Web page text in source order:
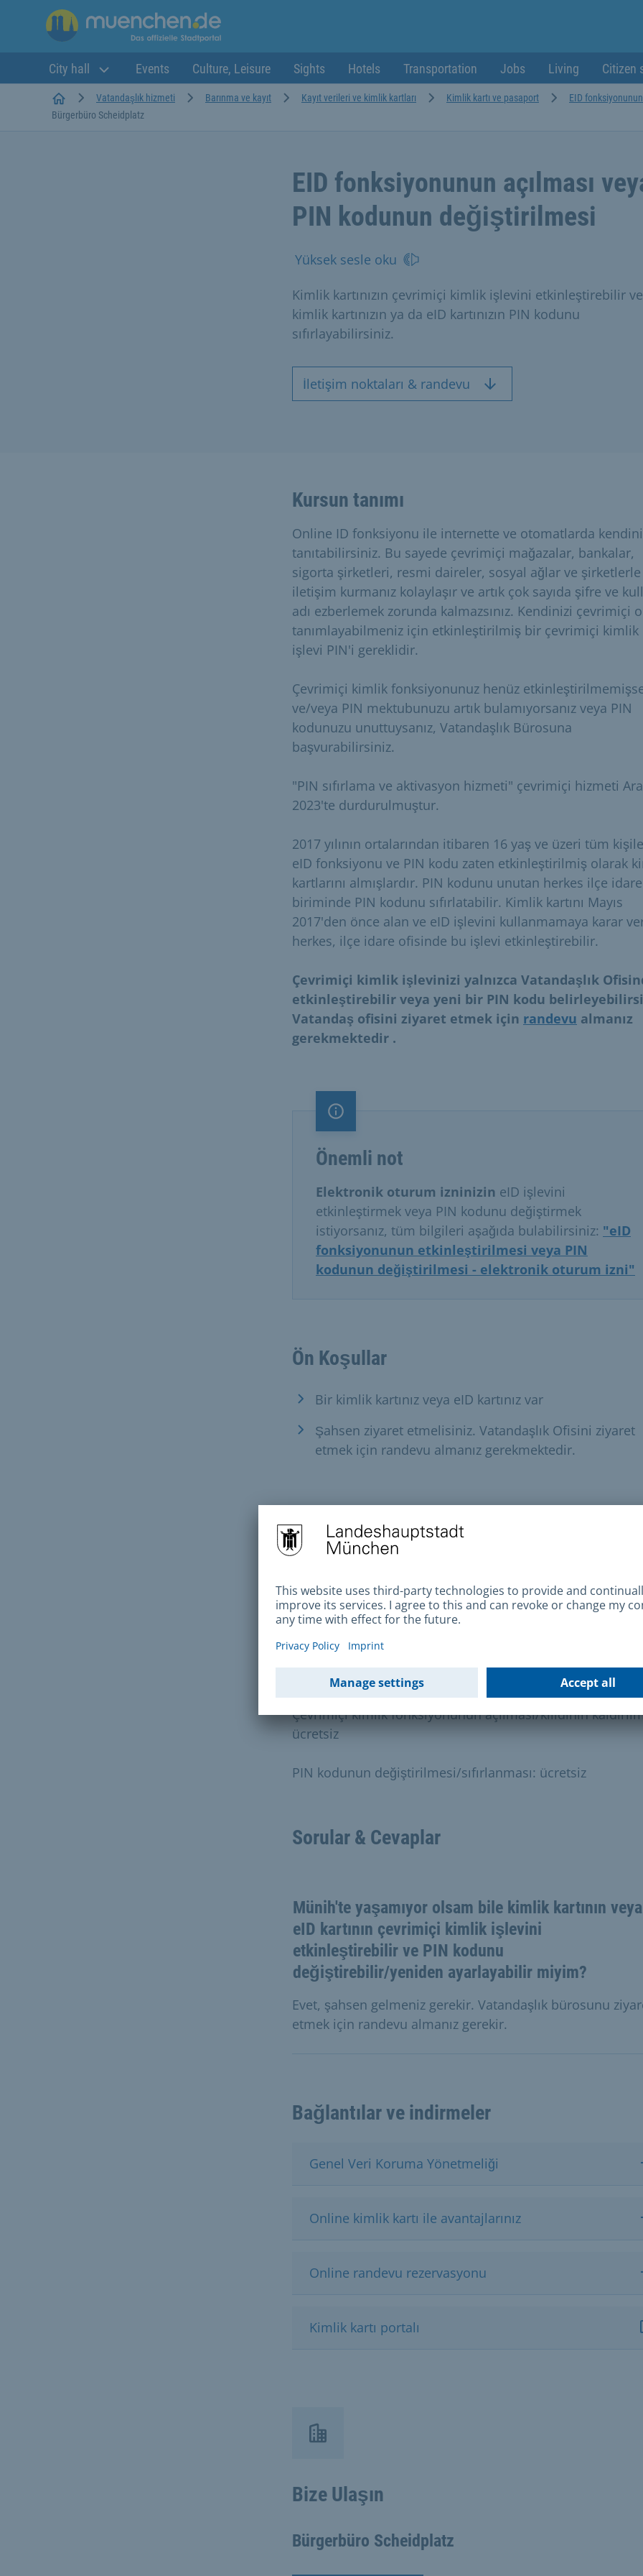
City hall Events Culture, Leisure Sights Hotels Transportation Jobs Living Citizen
StartseiteVatandaşlık hizmeti Barınma ve kayıt Kayıt verileri ve kimlik kartları Kimlik kartı ve pasaport
EID
Bürgerbüro Scheidplatz
EID fonksiyonunun açılması
PIN kodunun değiştirilmesi
Yüksek sesle oku
Kimlik kartınızın çevrimiçi kimlik işlevini etkinleştirebilir
kimlik kartınızın ya da eID kartınızın PIN kodunu
sıfırlayabilirsiniz.
İletişim noktaları & randevu
Kursun tanımı
Online ID fonksiyonu ile internette ve otomatlarda
tanıtabilirsiniz. Bu sayede çevrimiçi mağazalar, bankalar,
sigorta şirketleri, resmi daireler, sosyal ağlar ve şirketlerle
iletişim kurmanız kolaylaşır ve artık çok sayıda şifre ve
adı ezberlemek zorunda kalmazsınız. Kendinizi çevrimiçi
tanımlayabilmeniz için etkinleştirilmiş bir çevrimiçi kimlik
işlevi PIN'i gereklidir.
Çevrimiçi kimlik fonksiyonunuz henüz
ve/veya PIN mektubunuzu artık bulamıyorsanız veya PIN
kodunuzu unuttuysanız, Vatandaşlık Bürosuna
başvurabilirsiniz.
"PIN sıfırlama ve aktivasyon hizmeti" çevrimiçi hizmeti
2023'te durdurulmuştur.
2017 yılının ortalarından itibaren 16 yaş ve üzeri tüm
eID fonksiyonu ve PIN kodu zaten etkinleştirilmiş olarak
kartlarını almışlardır. PIN kodunu unutan herkes ilçe idare
biriminde PIN kodunu sıfırlatabilir. Kimlik kartını Mayıs
2017'den önce alan ve eID işlevini kullanmamaya karar
herkes, ilçe idare ofisinde bu işlevi etkinleştirebilir.
Çevrimiçi kimlik işlevinizi yalnızca Vatandaşlık
etkinleştirebilir veya yeni bir PIN kodu
Vatandaş ofisini ziyaret etmek için randevu almanız
gerekmektedir .
Önemli not
Önemli not
Elektronik oturum izninizin eID işlevini
etkinleştirmek veya PIN kodunu değiştirmek
istiyorsanız, tüm bilgileri aşağıda bulabilirsiniz: "eID
fonksiyonunun etkinleştirilmesi veya PIN
kodunun değiştirilmesi - elektronik oturum izni"
Ön Koşullar
Bir kimlik kartınız veya eID kartınız var
Şahsen ziyaret etmelisiniz. Vatandaşlık Ofisini ziyaret
etmek için randevu almanız gerekmektedir.
Gerekli belgeler
Kimlik kartı veya eID kartı
Süre ve maliyetler
Ücretler ve masraflar
Çevrimiçi kimlik fonksiyonunun açılması/kilidinin
ücretsiz
PIN kodunun değiştirilmesi/sıfırlanması: ücretsiz
Sorular & Cevaplar
Münih'te yaşamıyor olsam bile kimlik kartının veya
eID kartının çevrimiçi kimlik işlevini
etkinleştirebilir ve PIN kodunu
değiştirebilir/yeniden ayarlayabilir miyim?
Evet, şahsen gelmeniz gerekir. Vatandaşlık bürosunu
etmek için randevu almanız gerekir.
Bağlantılar ve indirmeler
Genel Veri Koruma Yönetmeliği
Online kimlik kartı ile avantajlarınız
Online randevu rezervasyonu
Kimlik kartı portalı
Bize Ulaşın
Bürgerbüro Scheidplatz